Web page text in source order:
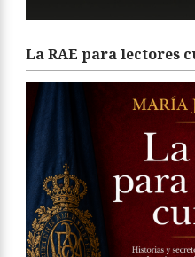
La RAE para lectores